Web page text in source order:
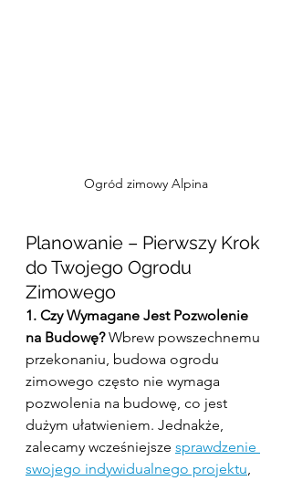
Ogród zimowy Alpina
Planowanie – Pierwszy Krok
do Twojego Ogrodu
Zimowego
1. Czy Wymagane Jest Pozwolenie
na Budowę? Wbrew powszechnemu
przekonaniu, budowa ogrodu
zimowego często nie wymaga
pozwolenia na budowę, co jest
dużym ułatwieniem. Jednakże,
zalecamy wcześniejsze sprawdzenie
swojego indywidualnego projektu,